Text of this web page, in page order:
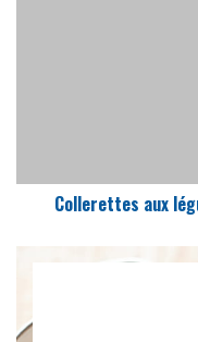
Collerettes aux